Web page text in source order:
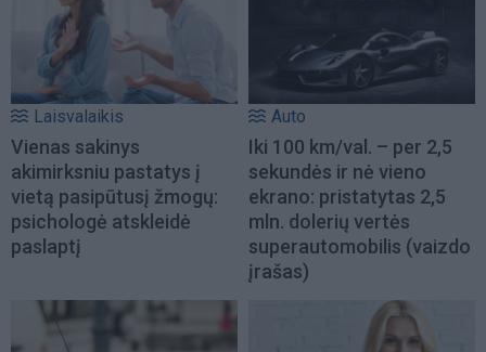
Laisvalaikis
Vienas sakinys
akimirksniu pastatys į
vietą pasipūtusį žmogų:
psichologė atskleidė
paslaptį
Auto
Iki 100 km/val. – per 2,5
sekundės ir nė vieno
ekrano: pristatytas 2,5
mln. dolerių vertės
superautomobilis (vaizdo
įrašas)